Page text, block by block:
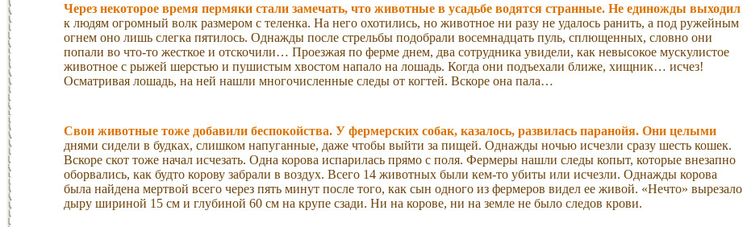
Через некоторое время пермяки стали замечать, что животные в усадьбе водятся странные. Не единожды выходил
к людям огромный волк размером с теленка. На него охотились, но животное ни разу не удалось ранить, а под ружейным
огнем оно лишь слегка пятилось. Однажды после стрельбы подобрали восемнадцать пуль, сплющенных, словно они
попали во что-то жесткое и отскочили… Проезжая по ферме днем, два сотрудника увидели, как невысокое мускулистое
животное с рыжей шерстью и пушистым хвостом напало на лошадь. Когда они подъехали ближе, хищник… исчез!
Осматривая лошадь, на ней нашли многочисленные следы от когтей. Вскоре она пала…
Свои животные тоже добавили беспокойства. У фермерских собак, казалось, развилась паранойя. Они целыми
днями сидели в будках, слишком напуганные, даже чтобы выйти за пищей. Однажды ночью исчезли сразу шесть кошек.
Вскоре скот тоже начал исчезать. Одна корова испарилась прямо с поля. Фермеры нашли следы копыт, которые внезапно
оборвались, как будто корову забрали в воздух. Всего 14 животных были кем-то убиты или исчезли. Однажды корова
была найдена мертвой всего через пять минут после того, как сын одного из фермеров видел ее живой. «Нечто» вырезало
дыру шириной 15 см и глубиной 60 см на крупе сзади. Ни на корове, ни на земле не было следов крови.